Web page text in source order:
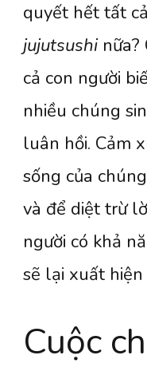
quyết hết tất
jujutsushi
cả con người
nhiều chúng
luân hồi. Cảm
sống của
và để diệt trừ
người có khả
sẽ lại xuất
Cuộc